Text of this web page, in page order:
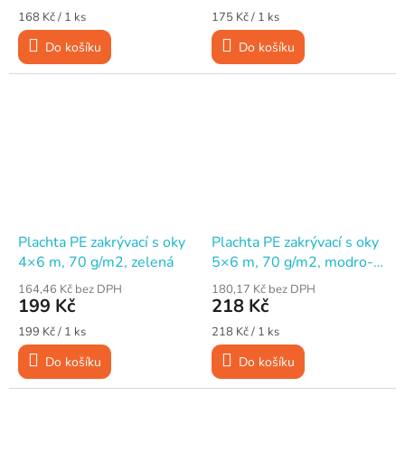
Měrná
cena:
168 Kč / 1 ks
Do košíku
Měrná
cena:
175 Kč / 1 ks
Do košíku
Plachta PE zakrývací s oky
4×6 m, 70 g/m2, zelená
164,46 Kč bez DPH
199 Kč
Měrná
cena:
199 Kč / 1 ks
Do košíku
Plachta PE zakrývací s oky
5×6 m, 70 g/m2, modro-
stříbrná
180,17 Kč bez DPH
218 Kč
Měrná
cena:
218 Kč / 1 ks
Do košíku